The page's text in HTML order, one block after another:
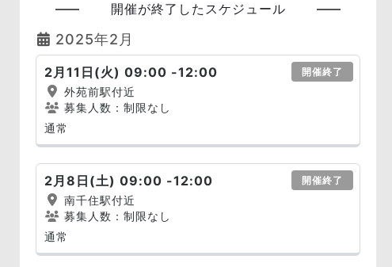
開催が終了したスケジュール
2025年2月
2月11日(火) 09:00 -12:00 開催終了
外苑前駅付近
募集人数：制限なし
通常
2月8日(土) 09:00 -12:00 開催終了
南千住駅付近
募集人数：制限なし
通常